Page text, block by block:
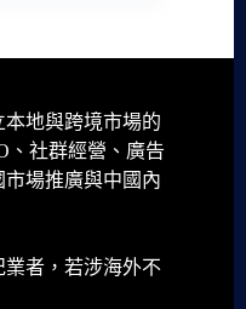
地與跨境市場的
、社群經營、廣告
場推廣與中國內
者，若涉海外不